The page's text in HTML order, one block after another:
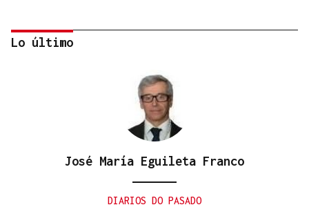
El PSOE garantiza que Felipe VI visitará Ceuta
Lo último
José María Eguileta Franco
DIARIOS DO PASADO